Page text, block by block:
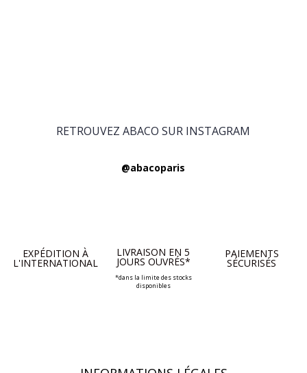
RETROUVEZ ABACO SUR INSTAGRAM
@abacoparis
EXPÉDITION À
L'INTERNATIONAL
LIVRAISON EN 5
JOURS OUVRÉS*
*dans la limite des stocks
disponibles
PAIEMENTS
SÉCURISÉS